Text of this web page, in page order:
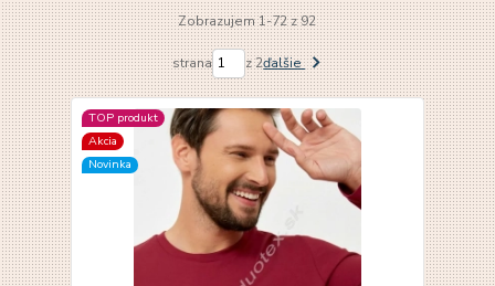
Zobrazujem 1-72 z 92
strana z 2ďalšie
TOP produkt
Akcia
Novinka